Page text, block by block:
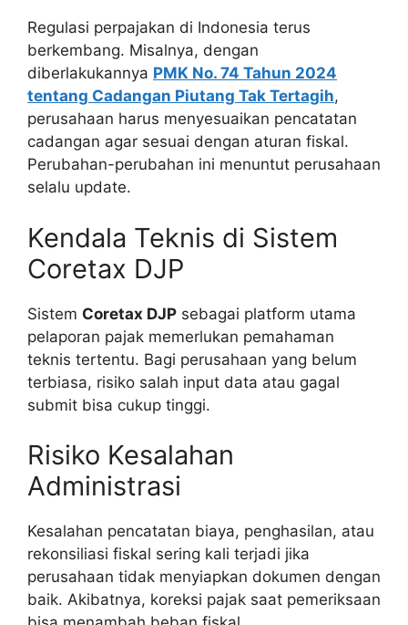
Regulasi perpajakan di Indonesia terus
berkembang. Misalnya, dengan
diberlakukannya PMK No. 74 Tahun 2024
tentang Cadangan Piutang Tak Tertagih,
perusahaan harus menyesuaikan pencatatan
cadangan agar sesuai dengan aturan fiskal.
Perubahan-perubahan ini menuntut perusahaan
selalu update.
Kendala Teknis di Sistem
Coretax DJP
Sistem Coretax DJP sebagai platform utama
pelaporan pajak memerlukan pemahaman
teknis tertentu. Bagi perusahaan yang belum
terbiasa, risiko salah input data atau gagal
submit bisa cukup tinggi.
Risiko Kesalahan
Administrasi
Kesalahan pencatatan biaya, penghasilan, atau
rekonsiliasi fiskal sering kali terjadi jika
perusahaan tidak menyiapkan dokumen dengan
baik. Akibatnya, koreksi pajak saat pemeriksaan